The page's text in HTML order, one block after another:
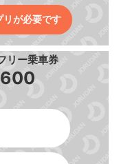
リが必要です
リー乗車券